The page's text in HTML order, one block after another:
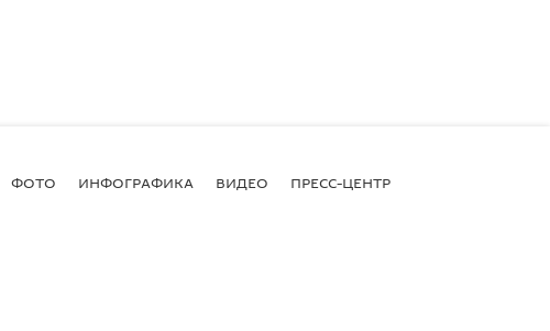
ФОТО ИНФОГРАФИКА ВИДЕО ПРЕСС-ЦЕНТР